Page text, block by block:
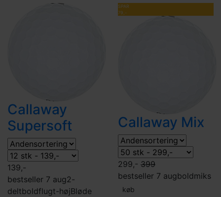
Callaway
Supersoft
139,-
bestseller 7 aug2-
deltboldflugt-højBløde
SPAR
79,-
Callaway Mix
299,- 399
bestseller 7 augboldmiks
køb